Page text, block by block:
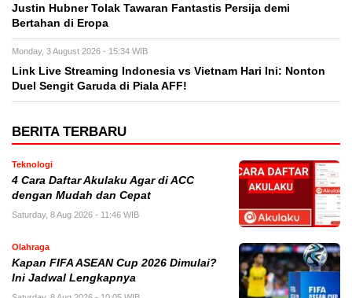
Justin Hubner Tolak Tawaran Fantastis Persija demi
Bertahan di Eropa
Monday, 3 August 2026 - 15:34 WIB
Link Live Streaming Indonesia vs Vietnam Hari Ini: Nonton
Duel Sengit Garuda di Piala AFF!
BERITA TERBARU
Teknologi
4 Cara Daftar Akulaku Agar di ACC
dengan Mudah dan Cepat
Saturday, 8 Aug 2026 - 11:46 WIB
Olahraga
Kapan FIFA ASEAN Cup 2026 Dimulai?
Ini Jadwal Lengkapnya